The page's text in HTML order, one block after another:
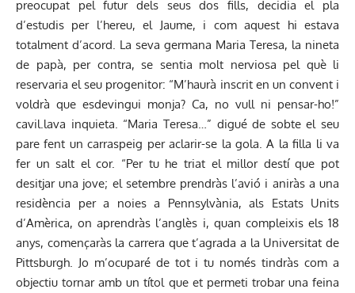
preocupat pel futur dels seus dos fills, decidia el pla
d’estudis per l’hereu, el Jaume, i com aquest hi estava
totalment d’acord. La seva germana Maria Teresa, la nineta
de papà, per contra, se sentia molt nerviosa pel què li
reservaria el seu progenitor: “M’haurà inscrit en un convent i
voldrà que esdevingui monja? Ca, no vull ni pensar-ho!”
cavil.lava inquieta. “Maria Teresa…” digué de sobte el seu
pare fent un carraspeig per aclarir-se la gola. A la filla li va
fer un salt el cor. “Per tu he triat el millor destí que pot
desitjar una jove; el setembre prendràs l’avió i aniràs a una
residència per a noies a Pennsylvània, als Estats Units
d’Amèrica, on aprendràs l’anglès i, quan compleixis els 18
anys, començaràs la carrera que t’agrada a la Universitat de
Pittsburgh. Jo m’ocuparé de tot i tu només tindràs com a
objectiu tornar amb un títol que et permeti trobar una feina